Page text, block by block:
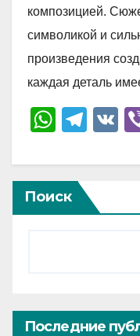
композицией.
символикой и
произведения
каждая деталь
W
at
s
A
T
e
gr
a
V
Поиск
Последние